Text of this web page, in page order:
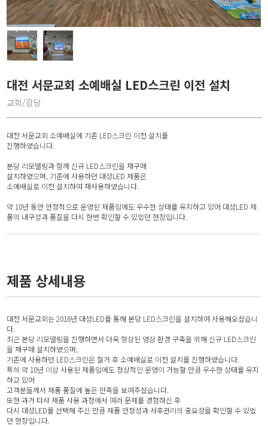
대전 서문교회 소예배실 LED스크린 이전 설치
교회/강당
대전 서문교회 소예배실에 기존 LED스크린 이전 설치를
진행하였습니다.
본당 리모델링과 함께 신규 LED스크린을 재구매
설치하였으며, 기존에 사용하던 대성LED 제품은
소예배실로 이전 설치하여 재사용하였습니다.
약 10년 동안 안정적으로 운영된 제품임에도 우수한 상태를 유지하고 있어 대성LED 제
품의 내구성과 품질을 다시 한번 확인할 수 있었던 현장입니다.
제품 상세내용
대전 서문교회는 2016년 대성LED를 통해 본당 LED스크린을 설치하여 사용해오셨습니
다.
최근 본당 리모델링을 진행하면서 더욱 향상된 영상 환경 구축을 위해 신규 LED스크린
을 재구매 설치하였으며,
기존에 사용하던 LED스크린은 철거 후 소예배실로 이전 설치를 진행하였습니다.
특히 약 10년 이상 사용된 제품임에도 정상적인 운영이 가능할 만큼 우수한 상태를 유지
하고 있어
고객분들께서 제품 품질에 높은 만족을 보여주셨습니다.
또한 과거 타사 제품 사용 과정에서 여러 문제를 경험하신 후
다시 대성LED를 선택해 주신 만큼 제품 안정성과 사후관리의 중요성을 확인할 수 있었
던 현장입니다.